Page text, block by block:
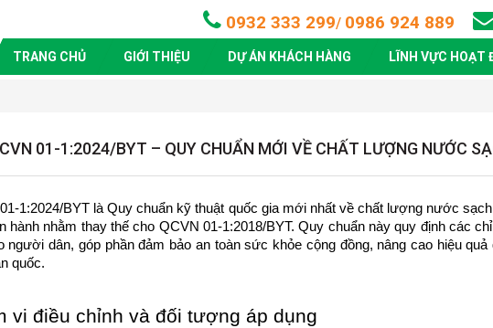
0932 333 299/ 0986 924 889
TRANG CHỦ GIỚI THIỆU DỰ ÁN KHÁCH HÀNG LĨNH VỰC HOẠT
01-1:2024/BYT – QUY CHUẨN MỚI VỀ CHẤT LƯỢNG NƯỚC
1:2024/BYT là Quy chuẩn kỹ thuật quốc gia mới nhất về chất lượng nước
hành nhằm thay thế cho QCVN 01-1:2018/BYT. Quy chuẩn này quy định các
người dân, góp phần đảm bảo an toàn sức khỏe cộng đồng, nâng cao hiệu
quốc.
vi điều chỉnh và đối tượng áp dụng